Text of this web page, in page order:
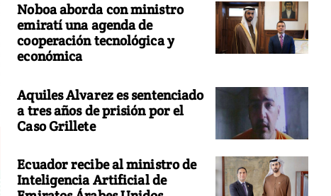
Noboa aborda con ministro
emiratí una agenda de
cooperación tecnológica y
económica
Aquiles Alvarez es sentenciado
a tres años de prisión por el
Caso Grillete
Ecuador recibe al ministro de
Inteligencia Artificial de